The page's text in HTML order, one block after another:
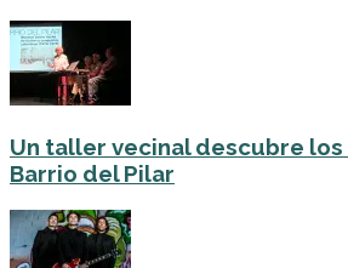
Un taller vecinal descubre
Barrio del Pilar